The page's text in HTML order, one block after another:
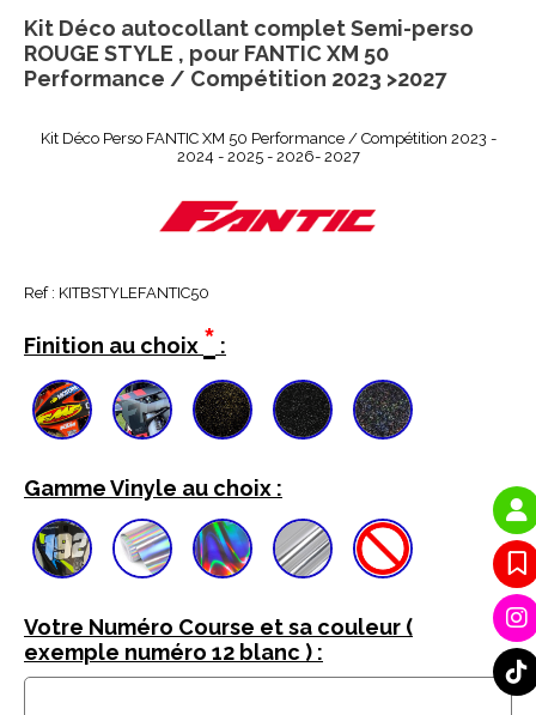
Kit Déco Perso FANTIC XM 50 Performance / Compétition 2023 -
2024 - 2025 - 2026- 2027
Ref : KITBSTYLEFANTIC50
Finition au choix * :
Gamme Vinyle au choix :
Votre Numéro Course et sa couleur (
exemple numéro 12 blanc ) :
Kit Déco autocollant complet Semi-perso
ROUGE STYLE , pour FANTIC XM 50
Performance / Compétition 2023 >2027